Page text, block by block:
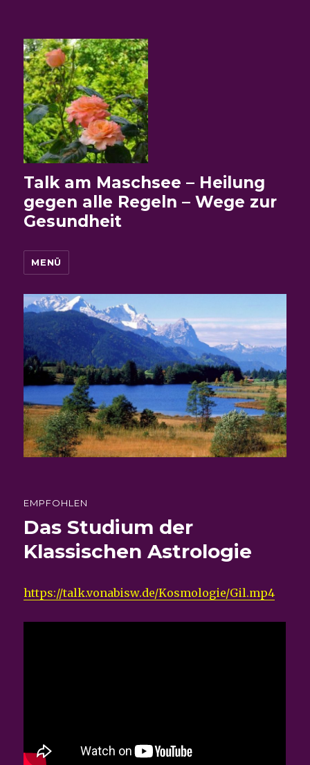
Talk am Maschsee – Heilung
gegen alle Regeln – Wege zur
Gesundheit
MENÜ
EMPFOHLEN
Das Studium der
Klassischen Astrologie
https://talk.vonabisw.de/Kosmologie/Gil.mp4